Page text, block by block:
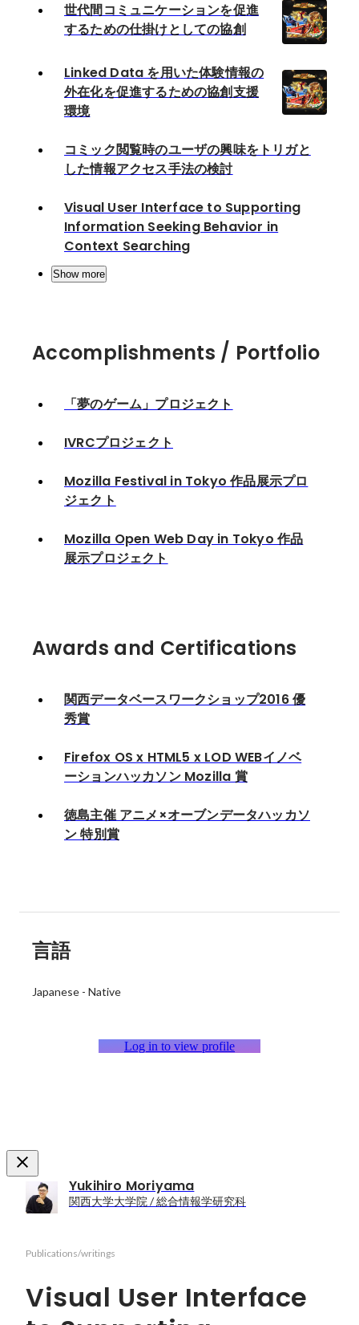
世代間コミュニケーションを促進
するための仕掛けとしての協創
Linked Data を用いた体験情報の
外在化を促進するための協創支援
環境
コミック閲覧時のユーザの興味をトリガと
した情報アクセス手法の検討
Visual User Interface to Supporting
Information Seeking Behavior in
Context Searching
Show more
Accomplishments / Portfolio
「夢のゲーム」プロジェクト
IVRCプロジェクト
Mozilla Festival in Tokyo 作品展示プロ
ジェクト
Mozilla Open Web Day in Tokyo 作品
展示プロジェクト
Awards and Certifications
関西データベースワークショップ2016 優
秀賞
Firefox OS x HTML5 x LOD WEBイノベ
ーションハッカソン Mozilla 賞
徳島主催 アニメ×オーブンデータハッカソ
ン 特別賞
言語
Japanese - Native
Log in to view profile
Yukihiro Moriyama
関西大学大学院 / 総合情報学研究科
Publications/writings
Visual User Interface